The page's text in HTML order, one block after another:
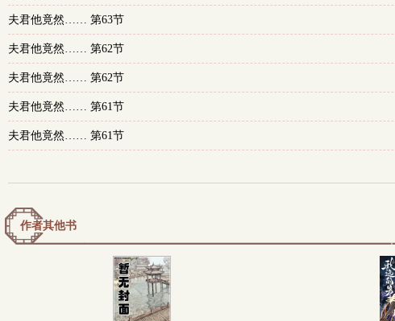
夫君他竟然…… 第63节
夫君他竟然…… 第62节
夫君他竟然…… 第62节
夫君他竟然…… 第61节
夫君他竟然…… 第61节
作者其他书